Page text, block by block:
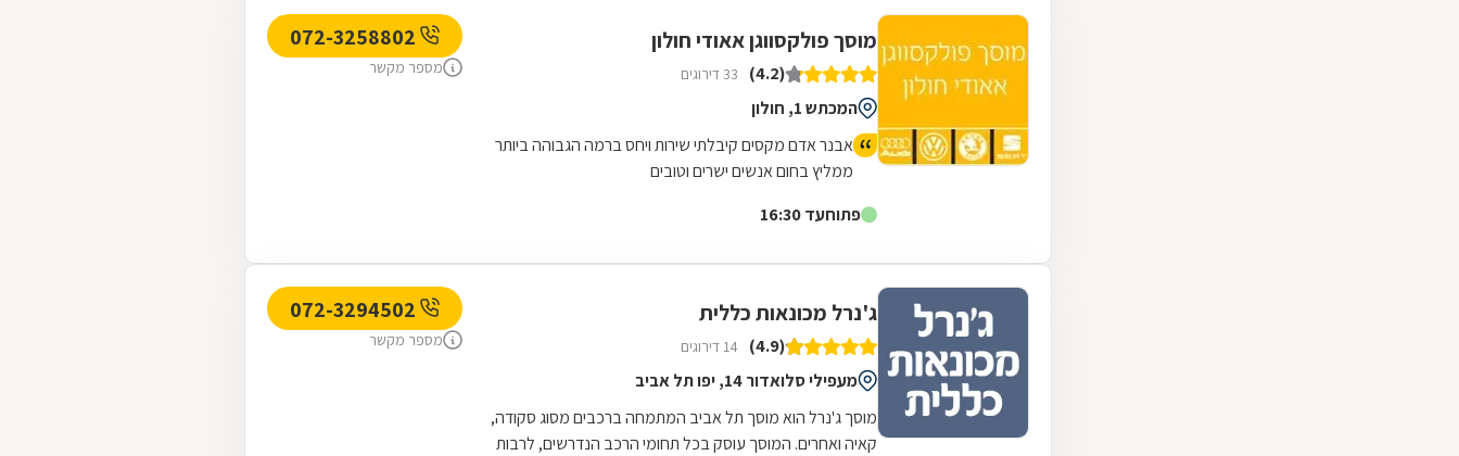
מוסך פולקסווגן אאודי חולון
(4.2) 33 דירוגים
המכתש 1, חולון
אבנר אדם מקסים קיבלתי שירות ויחס ברמה הגבוהה ביותר
ממליץ בחום אנשים ישרים וטובים
פתוחעד 16:30
מספר מקשר
ג'נרל מכונאות כללית
(4.9) 14 דירוגים
מעפילי סלואדור 14, יפו תל אביב
מוסך ג'נרל הוא מוסך תל אביב המתמחה ברכבים מסוג סקודה,
קאיה ואחרים. המוסך עוסק בכל תחומי הרכב הנדרשים, לרבות
מספר מקשר